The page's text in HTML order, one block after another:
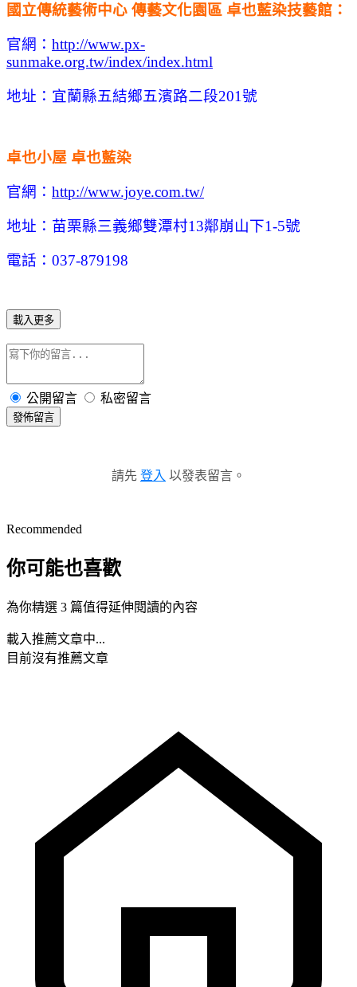
國立傳統藝術中心 傳藝文化園區 卓也藍染技藝館：
官網： http://www.px-
sunmake.org.tw/index/index.html
地址：宜蘭縣五結鄉五濱路二段201號
卓也小屋 卓也藍染
官網： http://www.joye.com.tw/
地址：苗栗縣三義鄉雙潭村13鄰崩山下1-5號
電話：037-879198
載入更多
公開留言 私密留言
發佈留言
請先 登入 以發表留言。
Recommended
你可能也喜歡
為你精選 3 篇值得延伸閱讀的內容
載入推薦文章中...
目前沒有推薦文章